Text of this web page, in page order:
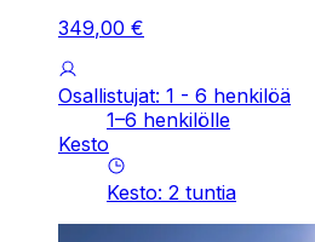
349,00 €
Osallistujat: 1 - 6 henkilöä
1–6 henkilölle
Kesto
Kesto: 2 tuntia